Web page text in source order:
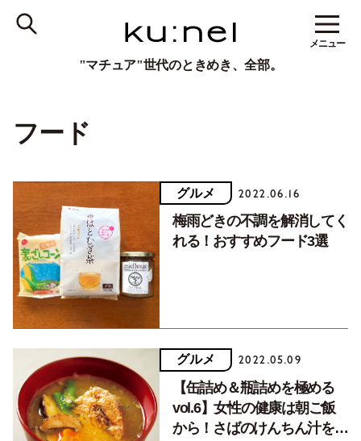
"マチュア"世代のときめき、全部。
メニュー
フード
グルメ 2022.06.16
梅雨どきの不調を解消してく
れる！おすすめフード3選
グルメ 2022.05.09
【缶詰め＆瓶詰めを極める
vol.6】女性の健康は朝ご飯
から！さばのけんちん汁をぐ